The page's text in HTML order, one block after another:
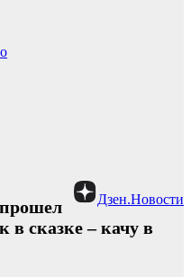
Дзен.Новости
в сказке – качу в